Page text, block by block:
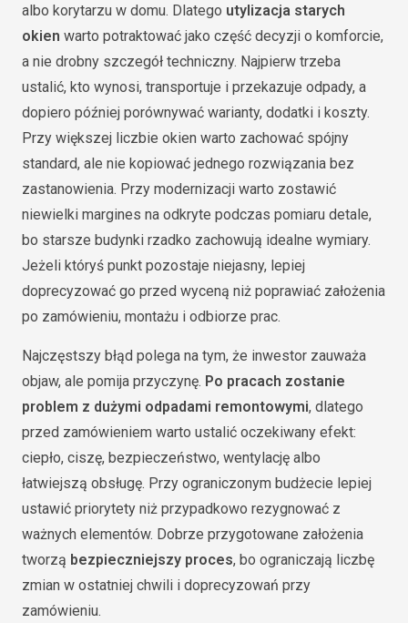
albo korytarzu w domu. Dlatego utylizacja starych
okien warto potraktować jako część decyzji o komforcie,
a nie drobny szczegół techniczny. Najpierw trzeba
ustalić, kto wynosi, transportuje i przekazuje odpady, a
dopiero później porównywać warianty, dodatki i koszty.
Przy większej liczbie okien warto zachować spójny
standard, ale nie kopiować jednego rozwiązania bez
zastanowienia. Przy modernizacji warto zostawić
niewielki margines na odkryte podczas pomiaru detale,
bo starsze budynki rzadko zachowują idealne wymiary.
Jeżeli któryś punkt pozostaje niejasny, lepiej
doprecyzować go przed wyceną niż poprawiać założenia
po zamówieniu, montażu i odbiorze prac.
Najczęstszy błąd polega na tym, że inwestor zauważa
objaw, ale pomija przyczynę. Po pracach zostanie
problem z dużymi odpadami remontowymi, dlatego
przed zamówieniem warto ustalić oczekiwany efekt:
ciepło, ciszę, bezpieczeństwo, wentylację albo
łatwiejszą obsługę. Przy ograniczonym budżecie lepiej
ustawić priorytety niż przypadkowo rezygnować z
ważnych elementów. Dobrze przygotowane założenia
tworzą bezpieczniejszy proces, bo ograniczają liczbę
zmian w ostatniej chwili i doprecyzowań przy
zamówieniu.